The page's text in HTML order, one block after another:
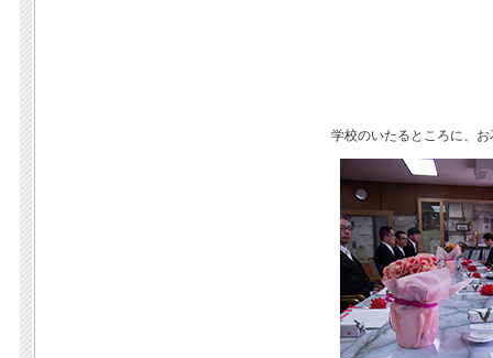
学校のいたるところに、